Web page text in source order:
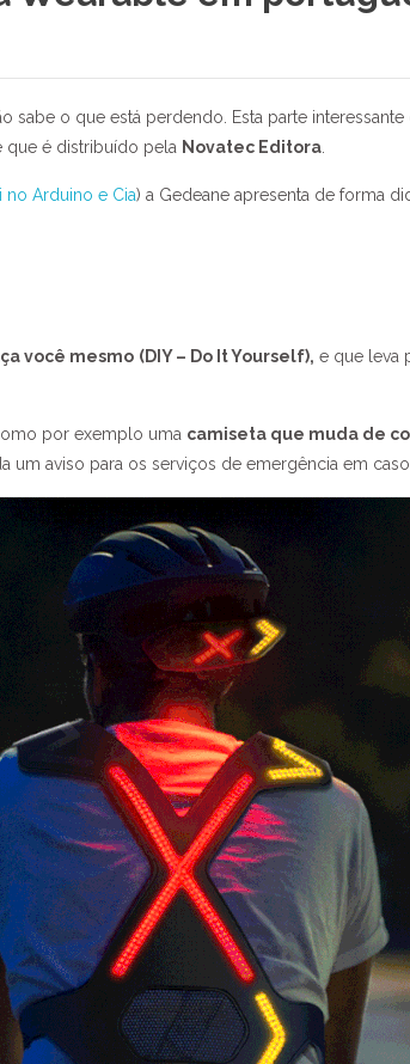
sabe o que está perdendo. Esta parte
que é distribuído pela Novatec Editora
Arduino e Cia) a Gedeane apresenta de forma
você mesmo (DIY – Do It Yourself), e que leva
por exemplo uma camiseta que muda de
um aviso para os serviços de emergência em